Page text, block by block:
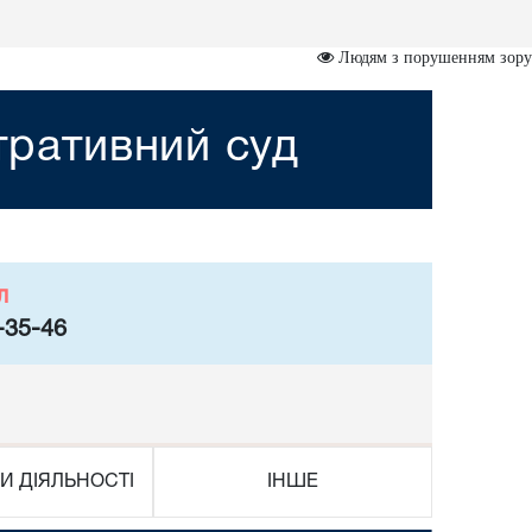
Людям з порушенням зору
суд
35-46
ДІЯЛЬНОСТІ ІНШЕ